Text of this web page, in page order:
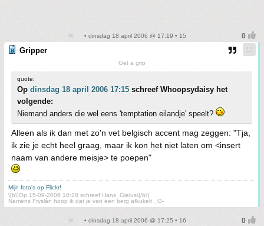
• dinsdag 18 april 2006 @ 17:19 • 15
Gripper
Get a grip
quote:
Op dinsdag 18 april 2006 17:15 schreef Whoopsydaisy het
volgende:
Niemand anders die wel eens 'temptation eilandje' speelt?
Alleen als ik dan met zo'n vet belgisch accent mag zeggen: "Tja,
ik zie je echt heel graag, maar ik kon het niet laten om <insert
naam van andere meisje> te poepen"
Mijn foto's op Flickr!
\[b\]Op 15-09-2006 10:28 schreef Hans_Gielus\[/b\]
Namens Fryslân hoop ik dat je van een berg afkukelt _O-
• dinsdag 18 april 2006 @ 17:25 • 16